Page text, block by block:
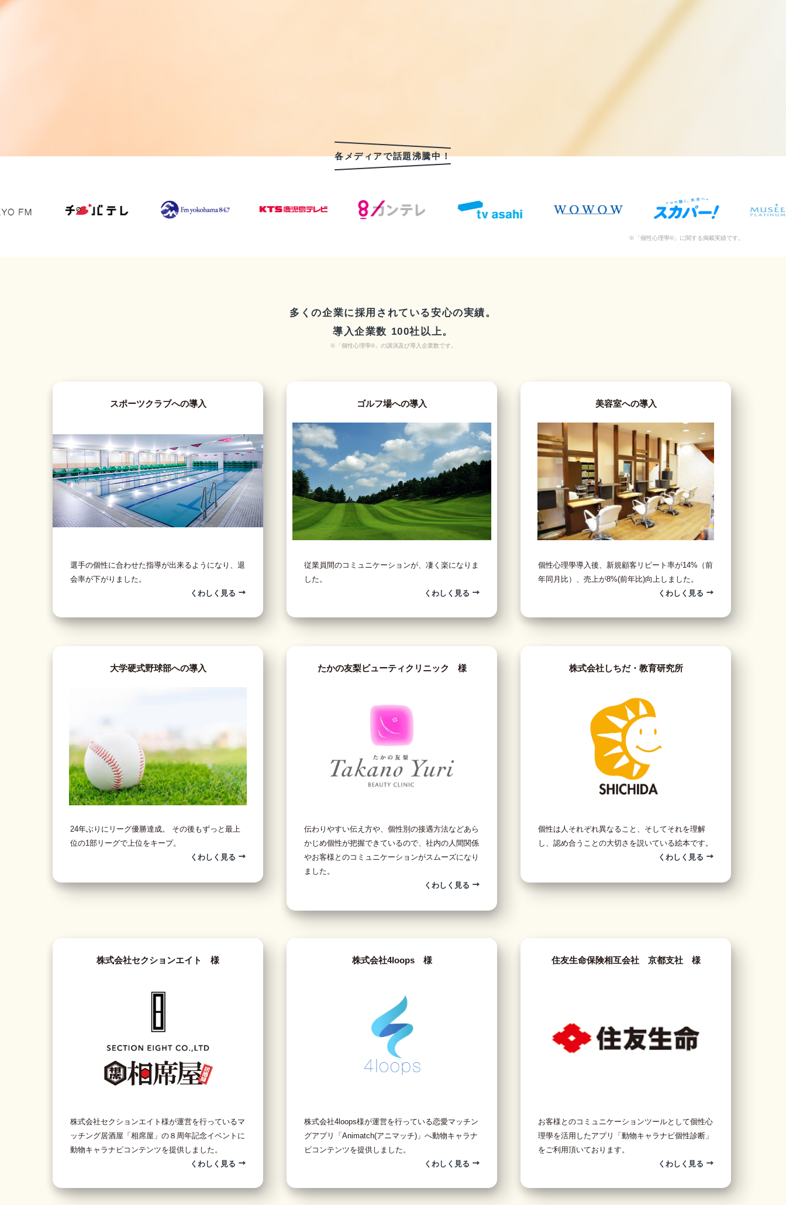
各メディアで話題沸騰中！
※「個性心理學®」に関する掲載実績です。
多くの企業に採用されている安心の実績。
導入企業数 100社以上。
※「個性心理學®️」の講演及び導入企業数です。
スポーツクラブへの導入
選手の個性に合わせた指導が出来るようになり、退
会率が下がりました。
くわしく見る
ゴルフ場への導入
従業員間のコミュニケーションが、凄く楽になりま
した。
くわしく見る
美容室への導入
個性心理學導入後、新規顧客リピート率が14%（前
年同月比）、売上が8%(前年比)向上しました。
くわしく見る
大学硬式野球部への導入
24年ぶりにリーグ優勝達成。 その後もずっと最上
位の1部リーグで上位をキープ。
くわしく見る
たかの友梨ビューティクリニック 様
伝わりやすい伝え方や、個性別の接遇方法などあら
かじめ個性が把握できているので、社内の人間関係
やお客様とのコミュニケーションがスムーズになり
ました。
くわしく見る
株式会社しちだ・教育研究所
個性は人それぞれ異なること、そしてそれを理解
し、認め合うことの大切さを説いている絵本です。
くわしく見る
株式会社セクションエイト 様
株式会社セクションエイト様が運営を行っているマ
ッチング居酒屋「相席屋」の８周年記念イベントに
動物キャラナビコンテンツを提供しました。
くわしく見る
株式会社4loops 様
株式会社4loops様が運営を行っている恋愛マッチン
グアプリ「Animatch(アニマッチ)」へ動物キャラナ
ビコンテンツを提供しました。
くわしく見る
住友生命保険相互会社 京都支社 様
お客様とのコミュニケーションツールとして個性心
理學を活用したアプリ「動物キャラナビ個性診断」
をご利用頂いております。
くわしく見る